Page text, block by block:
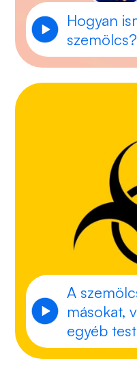
Hogyan
szemölcs?
A
másokat,
egyéb